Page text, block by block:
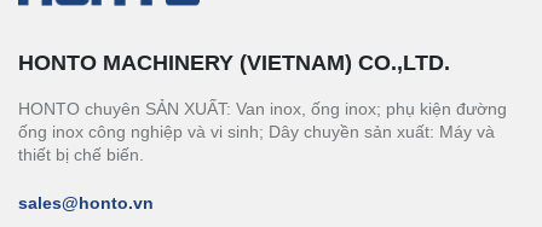
HONTO MACHINERY (VIETNAM) CO.,LTD.
HONTO chuyên SẢN XUẤT: Van inox, ống inox; phụ kiện đường
ống inox công nghiệp và vi sinh; Dây chuyền sản xuất: Máy và
thiết bị chế biến.
sales@honto.vn